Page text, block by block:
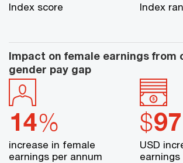
Index score Index
Impact on female earnings from
gender pay gap
14%
increase in female
earnings per annum
$97
USD
earnings